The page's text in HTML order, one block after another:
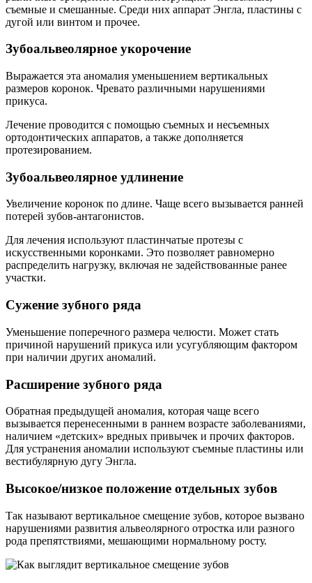
съемные и смешанные. Среди них аппарат Энгла, пластины с
дугой или винтом и прочее.
Зубоальвеолярное укорочение
Выражается эта аномалия уменьшением вертикальных
размеров коронок. Чревато различными нарушениями
прикуса.
Лечение проводится с помощью съемных и несъемных
ортодонтических аппаратов, а также дополняется
протезированием.
Зубоальвеолярное удлинение
Увеличение коронок по длине. Чаще всего вызывается ранней
потерей зубов-антагонистов.
Для лечения используют пластинчатые протезы с
искусственными коронками. Это позволяет равномерно
распределить нагрузку, включая не задействованные ранее
участки.
Сужение зубного ряда
Уменьшение поперечного размера челюсти. Может стать
причиной нарушений прикуса или усугубляющим фактором
при наличии других аномалий.
Расширение зубного ряда
Обратная предыдущей аномалия, которая чаще всего
вызывается перенесенными в раннем возрасте заболеваниями,
наличием «детских» вредных привычек и прочих факторов.
Для устранения аномалии используют съемные пластины или
вестибулярную дугу Энгла.
Высокое/низкое положение отдельных зубов
Так называют вертикальное смещение зубов, которое вызвано
нарушениями развития альвеолярного отростка или разного
рода препятствиями, мешающими нормальному росту.